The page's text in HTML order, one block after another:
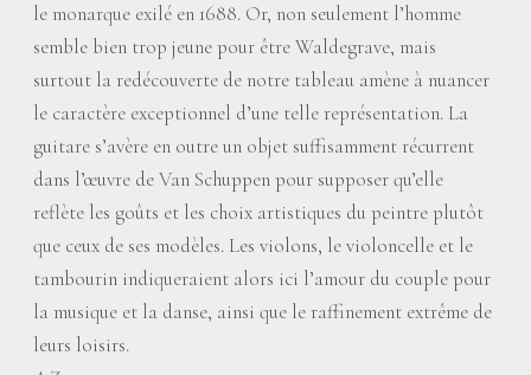
le monarque exilé en 1688. Or, non seulement l’homme
semble bien trop jeune pour être Waldegrave, mais
surtout la redécouverte de notre tableau amène à nuancer
le caractère exceptionnel d’une telle représentation. La
guitare s’avère en outre un objet suffisamment récurrent
dans l’œuvre de Van Schuppen pour supposer qu’elle
reflète les goûts et les choix artistiques du peintre plutôt
que ceux de ses modèles. Les violons, le violoncelle et le
tambourin indiqueraient alors ici l’amour du couple pour
la musique et la danse, ainsi que le raffinement extrême de
leurs loisirs.